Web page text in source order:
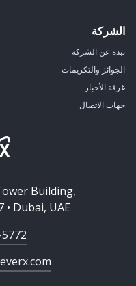
الشركة
نبذة عن الشركة
الجوائز والتكريمات
غرفة الأخبار
جهات الاتصال
Building,
Dubai, UAE